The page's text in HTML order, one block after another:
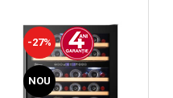
-27%
NOU